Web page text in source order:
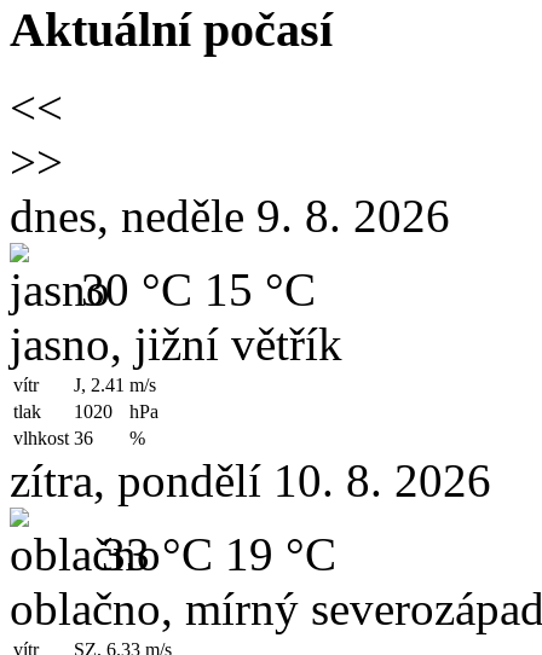
Aktuální počasí
<<
>>
dnes, neděle 9. 8. 2026
30 °C 15 °C
jasno, jižní větřík
vítr J, 2.41 m/s
tlak
1020
hPa
vlhkost 36 %
zítra, pondělí 10. 8. 2026
33 °C 19 °C
oblačno, mírný
vítr SZ, 6.33 m/s